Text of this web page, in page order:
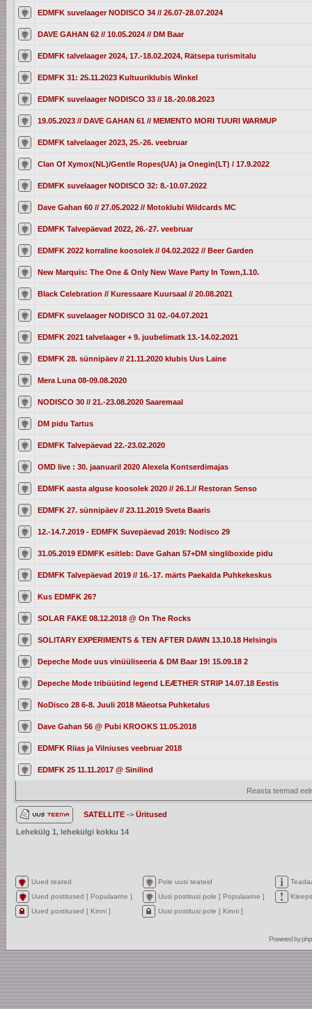
EDMFK suvelaager NODISCO 34 // 26.07-28.07.2024
DAVE GAHAN 62 // 10.05.2024 // DM Baar
EDMFK talvelaager 2024, 17.-18.02.2024, Rätsepa turismitalu
EDMFK 31: 25.11.2023 Kultuuriklubis Winkel
EDMFK suvelaager NODISCO 33 // 18.-20.08.2023
19.05.2023 // DAVE GAHAN 61 // MEMENTO MORI TUURI WARMUP
EDMFK talvelaager 2023, 25.-26. veebruar
Clan Of Xymox(NL)/Gentle Ropes(UA) ja Onegin(LT) / 17.9.2022
EDMFK suvelaager NODISCO 32: 8.-10.07.2022
Dave Gahan 60 // 27.05.2022 // Motoklubi Wildcards MC
EDMFK Talvepäevad 2022, 26.-27. veebruar
EDMFK 2022 korraline koosolek // 04.02.2022 // Beer Garden
New Marquis: The One & Only New Wave Party In Town,1.10.
Black Celebration // Kuressaare Kuursaal // 20.08.2021
EDMFK suvelaager NODISCO 31 02.-04.07.2021
EDMFK 2021 talvelaager + 9. juubelimatk 13.-14.02.2021
EDMFK 28. sünnipäev // 21.11.2020 klubis Uus Laine
Mera Luna 08-09.08.2020
NODISCO 30 // 21.-23.08.2020 Saaremaal
DM pidu Tartus
EDMFK Talvepäevad 22.-23.02.2020
OMD live : 30. jaanuaril 2020 Alexela Kontserdimajas
EDMFK aasta alguse koosolek 2020 // 26.1.// Restoran Senso
EDMFK 27. sünnipäev // 23.11.2019 Sveta Baaris
12.-14.7.2019 - EDMFK Suvepäevad 2019: Nodisco 29
31.05.2019 EDMFK esitleb: Dave Gahan 57+DM singliboxide pidu
EDMFK Talvepäevad 2019 // 16.-17. märts Paekalda Puhkekeskus
Kus EDMFK 26?
SOLAR FAKE 08.12.2018 @ On The Rocks
SOLITARY EXPERIMENTS & TEN AFTER DAWN 13.10.18 Helsingis
Depeche Mode uus vinüüliseeria & DM Baar 19! 15.09.18 2
Depeche Mode tribüütind legend LEÆTHER STRIP 14.07.18 Eestis
NoDisco 28 6-8. Juuli 2018 Mäeotsa Puhketalus
Dave Gahan 56 @ Pubi KROOKS 11.05.2018
EDMFK Riias ja Vilniuses veebruar 2018
EDMFK 25 11.11.2017 @ Sinilind
Reasta teemad
SATELLITE -> Üritused
Lehekülg 1, lehekülgi kokku 14
Uued teated Pole uusi teateid
Uued postitused [ Populaarne ]
Uusi postitusi pole [ Populaarne ]
Kleeps
Uued postitused [ Kinni ]
Uusi postitusi pole [ Kinni ]
Powered by